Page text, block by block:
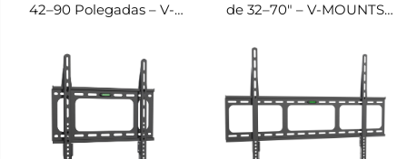
42–90 Polegadas – V-
de 32–70" – V-MOUNTS